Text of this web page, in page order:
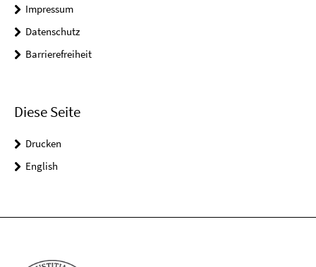
Impressum
Datenschutz
Barrierefreiheit
Diese Seite
Drucken
English